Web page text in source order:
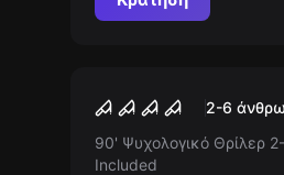
Νέος
Αγρυπνία2-6
90' Ψυχολογικό Θρίλερ
Included